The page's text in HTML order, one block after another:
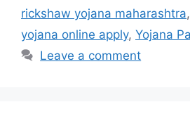
rickshaw yojana maharashtra,
yojana online apply, Yojana
Leave a comment